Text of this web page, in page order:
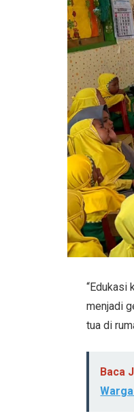
“Edukasi
menjadi
tua di
Baca